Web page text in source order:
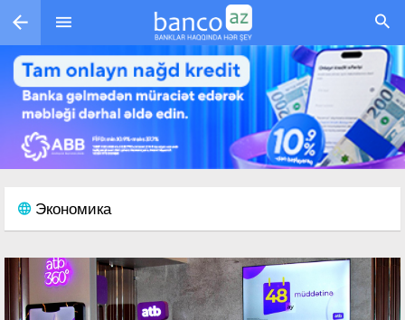
Перейти к основному содержанию
Экономика